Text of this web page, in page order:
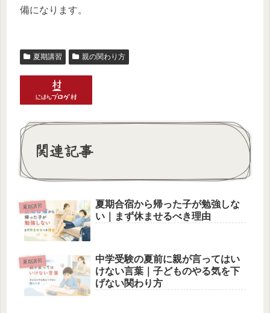
備になります。
夏期講習 親の関わり方
関連記事
夏期講習
夏期合宿から帰った子が勉強しな
い｜まず休ませるべき理由
夏期講習
中学受験の夏前に親が言ってはい
けない言葉｜子どものやる気を下
げない関わり方